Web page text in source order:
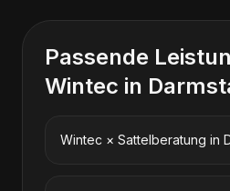
Passende
Wintec in
Wintec × Sattelberatung in